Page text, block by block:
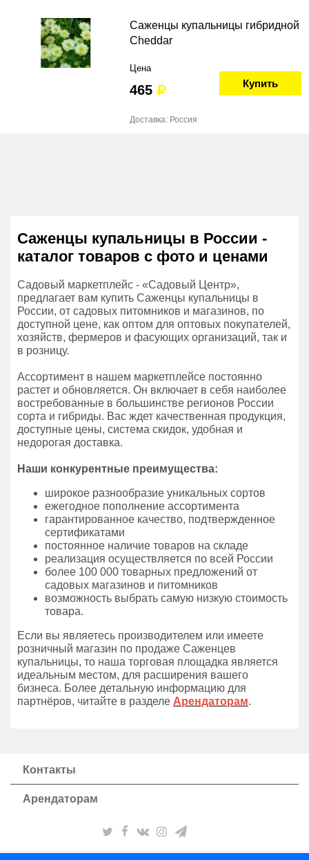
Саженцы купальницы гибридной
Cheddar
Цена
465 Купить
Доставка: Россия
Саженцы купальницы в России -
каталог товаров с фото и ценами
Садовый маркетплейс - «Садовый Центр»,
предлагает вам купить Саженцы купальницы в
России, от садовых питомников и магазинов, по
доступной цене, как оптом для оптовых покупателей,
хозяйств, фермеров и фасующих организаций, так и
в розницу.
Ассортимент в нашем маркетплейсе постоянно
растет и обновляется. Он включает в себя наиболее
востребованные в большинстве регионов России
сорта и гибриды. Вас ждет качественная продукция,
доступные цены, система скидок, удобная и
недорогая доставка.
Наши конкурентные преимущества:
широкое разнообразие уникальных сортов
ежегодное пополнение ассортимента
гарантированное качество, подтвержденное
сертификатами
постоянное наличие товаров на складе
реализация осуществляется по всей России
более 100 000 товарных предложений от
садовых магазинов и питомников
возможность выбрать самую низкую стоимость
товара.
Если вы являетесь производителем или имеете
розничный магазин по продаже Саженцев
купальницы, то наша торговая площадка является
идеальным местом, для расширения вашего
бизнеса. Более детальную информацию для
партнёров, читайте в разделе Арендаторам.
Контакты
Арендаторам